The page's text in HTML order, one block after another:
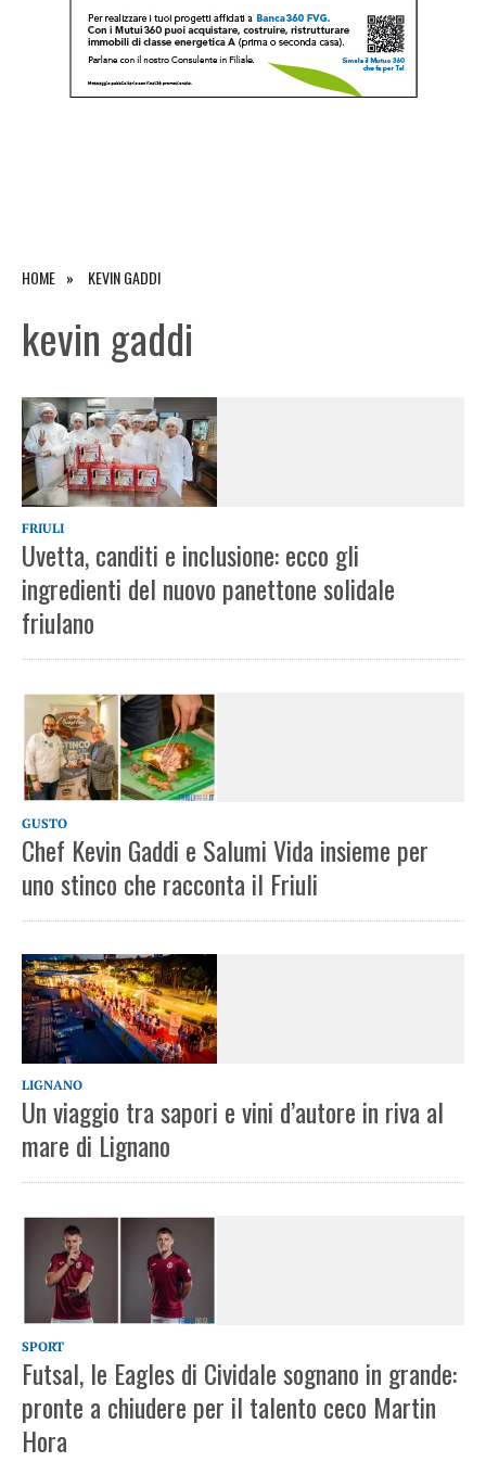
HOME KEVIN GADDI
kevin gaddi
FRIULI
Uvetta, canditi e inclusione: ecco gli
ingredienti del nuovo panettone solidale
friulano
GUSTO
Chef Kevin Gaddi e Salumi Vida insieme per
uno stinco che racconta il Friuli
LIGNANO
Un viaggio tra sapori e vini d’autore in riva al
mare di Lignano
SPORT
Futsal, le Eagles di Cividale sognano in grande:
pronte a chiudere per il talento ceco Martin
Hora